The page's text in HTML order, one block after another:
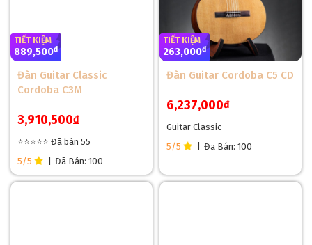
TIẾT KIỆM
889,500đ
Đàn Guitar Classic
Cordoba C3M
3,910,500đ
⭐⭐⭐⭐⭐ Đã bán 55
5/5
Đã Bán: 100
TIẾT KIỆM
263,000đ
Đàn Guitar Cordoba C5 CD
6,237,000đ
Guitar Classic
5/5
Đã Bán: 100